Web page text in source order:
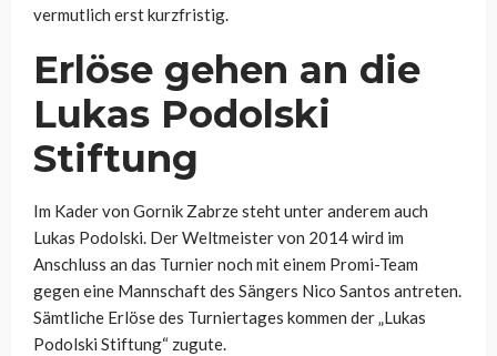
vermutlich erst kurzfristig.
Erlöse gehen an die
Lukas Podolski
Stiftung
Im Kader von Gornik Zabrze steht unter anderem auch
Lukas Podolski. Der Weltmeister von 2014 wird im
Anschluss an das Turnier noch mit einem Promi-Team
gegen eine Mannschaft des Sängers Nico Santos antreten.
Sämtliche Erlöse des Turniertages kommen der „Lukas
Podolski Stiftung“ zugute.